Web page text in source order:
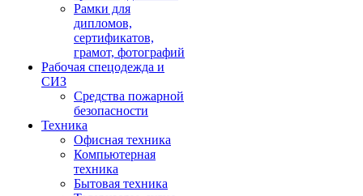
Рамки для
дипломов,
сертификатов,
грамот, фотографий
Рабочая спецодежда и
СИЗ
Средства пожарной
безопасности
Техника
Офисная техника
Компьютерная
техника
Бытовая техника